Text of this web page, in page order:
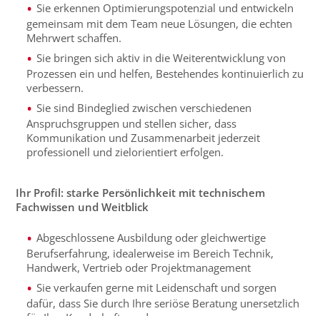
Sie erkennen Optimierungspotenzial und entwickeln
gemeinsam mit dem Team neue Lösungen, die echten
Mehrwert schaffen.
Sie bringen sich aktiv in die Weiterentwicklung von
Prozessen ein und helfen, Bestehendes kontinuierlich zu
verbessern.
Sie sind Bindeglied zwischen verschiedenen
Anspruchsgruppen und stellen sicher, dass
Kommunikation und Zusammenarbeit jederzeit
professionell und zielorientiert erfolgen.
Ihr Profil: starke Persönlichkeit mit technischem
Fachwissen und Weitblick
Abgeschlossene Ausbildung oder gleichwertige
Berufserfahrung, idealerweise im Bereich Technik,
Handwerk, Vertrieb oder Projektmanagement
Sie verkaufen gerne mit Leidenschaft und sorgen
dafür, dass Sie durch Ihre seriöse Beratung unersetzlich